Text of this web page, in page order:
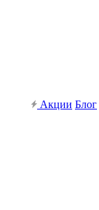
Акции Блог